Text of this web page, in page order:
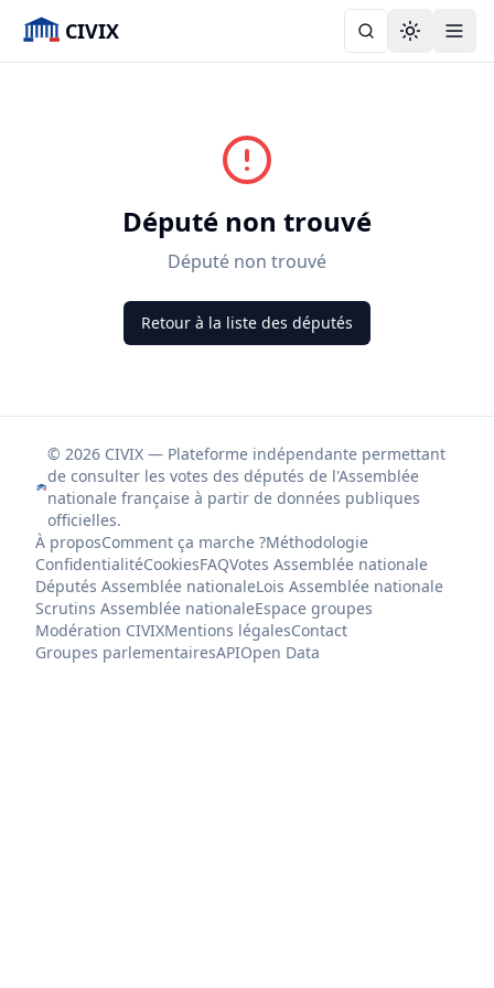
CIVIX Toggle
Député non trouvé
Député non trouvé
Retour à la liste des députés
© 2026 CIVIX — Plateforme indépendante permettant
de consulter les votes des députés de l'Assemblée
nationale française à partir de données publiques
officielles.
À proposComment ça marche ?Méthodologie
ConfidentialitéCookiesFAQVotes Assemblée nationale
Députés Assemblée nationaleLois Assemblée nationale
Scrutins Assemblée nationaleEspace groupes
Modération CIVIXMentions légalesContact
Groupes parlementairesAPIOpen Data